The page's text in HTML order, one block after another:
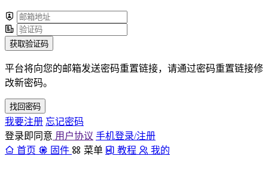
获取验证码
平台将向您的邮箱发送密码重置链接，请通过密码重置链接修
改新密码。
找回密码
我要注册 忘记密码
登录即同意 用户协议 手机登录/注册
首页
固件 菜单 教程 我的